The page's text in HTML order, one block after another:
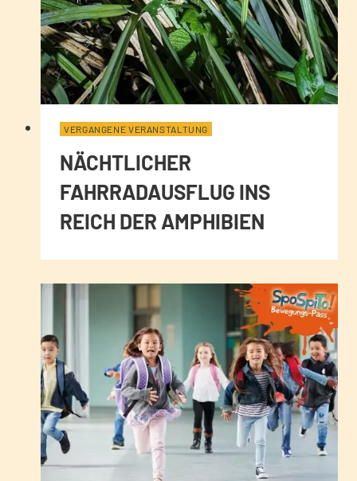
VERGANGENE VERANSTALTUNG
NÄCHTLICHER
FAHRRADAUSFLUG INS
REICH DER AMPHIBIEN